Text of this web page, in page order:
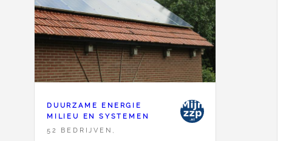
DUURZAME ENERGIE
MILIEU EN SYSTEMEN
52 BEDRIJVEN,